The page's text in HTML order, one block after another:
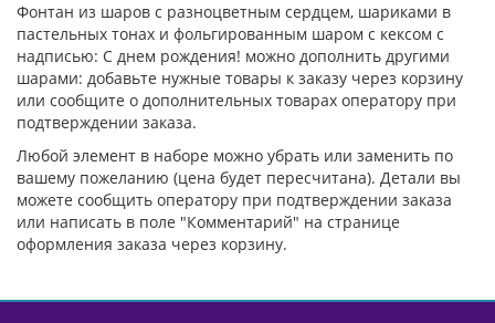
Фонтан из шаров с разноцветным сердцем, шариками в
пастельных тонах и фольгированным шаром с кексом с
надписью: С днем рождения! можно дополнить другими
шарами: добавьте нужные товары к заказу через корзину
или сообщите о дополнительных товарах оператору при
подтверждении заказа.
Любой элемент в наборе можно убрать или заменить по
вашему пожеланию (цена будет пересчитана). Детали вы
можете сообщить оператору при подтверждении заказа
или написать в поле "Комментарий" на странице
оформления заказа через корзину.